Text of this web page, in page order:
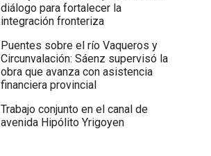
diálogo para fortalecer la
integración fronteriza
Puentes sobre el río Vaqueros y
Circunvalación: Sáenz supervisó la
obra que avanza con asistencia
financiera provincial
Trabajo conjunto en el canal de
avenida Hipólito Yrigoyen